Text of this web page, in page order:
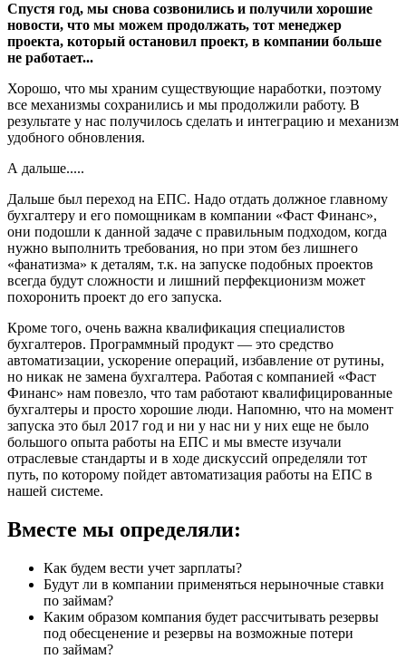
Спустя год, мы снова созвонились и получили хорошие
новости, что мы можем продолжать, тот менеджер
проекта, который остановил проект, в компании больше
не работает...
Хорошо, что мы храним существующие наработки, поэтому
все механизмы сохранились и мы продолжили работу. В
результате у нас получилось сделать и интеграцию и механизм
удобного обновления.
А дальше.....
Дальше был переход на ЕПС. Надо отдать должное главному
бухгалтеру и его помощникам в компании «Фаст Финанс»,
они подошли к данной задаче с правильным подходом, когда
нужно выполнить требования, но при этом без лишнего
«фанатизма» к деталям, т.к. на запуске подобных проектов
всегда будут сложности и лишний перфекционизм может
похоронить проект до его запуска.
Кроме того, очень важна квалификация специалистов
бухгалтеров. Программный продукт — это средство
автоматизации, ускорение операций, избавление от рутины,
но никак не замена бухгалтера. Работая с компанией «Фаст
Финанс» нам повезло, что там работают квалифицированные
бухгалтеры и просто хорошие люди. Напомню, что на момент
запуска это был 2017 год и ни у нас ни у них еще не было
большого опыта работы на ЕПС и мы вместе изучали
отраслевые стандарты и в ходе дискуссий определяли тот
путь, по которому пойдет автоматизация работы на ЕПС в
нашей системе.
Вместе мы определяли:
Как будем вести учет зарплаты?
Будут ли в компании применяться нерыночные ставки
по займам?
Каким образом компания будет рассчитывать резервы
под обесценение и резервы на возможные потери
по займам?